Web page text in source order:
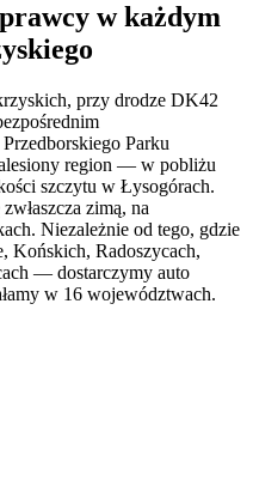
w każdym
przy drodze DK42
Parku
region — w pobliżu
szczytu w Łysogórach.
zimą, na
Niezależnie od tego, gdzie
Końskich, Radoszycach,
— dostarczymy auto
w 16 województwach.